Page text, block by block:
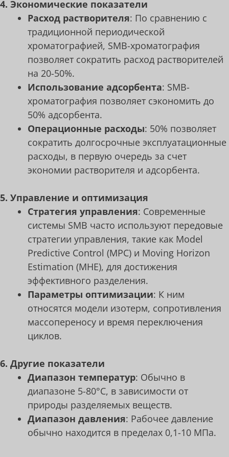
4. Экономические показатели
Расход растворителя: По сравнению с
традиционной периодической
хроматографией, SMB-хроматография
позволяет сократить расход растворителей
на 20-50%.
Использование адсорбента: SMB-
хроматография позволяет сэкономить до
50% адсорбента.
Операционные расходы: 50% позволяет
сократить долгосрочные эксплуатационные
расходы, в первую очередь за счет
экономии растворителя и адсорбента.
5. Управление и оптимизация
Стратегия управления: Современные
системы SMB часто используют передовые
стратегии управления, такие как Model
Predictive Control (MPC) и Moving Horizon
Estimation (MHE), для достижения
эффективного разделения.
Параметры оптимизации: К ним
относятся модели изотерм, сопротивления
массопереносу и время переключения
циклов.
6. Другие показатели
Диапазон температур: Обычно в
диапазоне 5-80°C, в зависимости от
природы разделяемых веществ.
Диапазон давления: Рабочее давление
обычно находится в пределах 0,1-10 МПа.